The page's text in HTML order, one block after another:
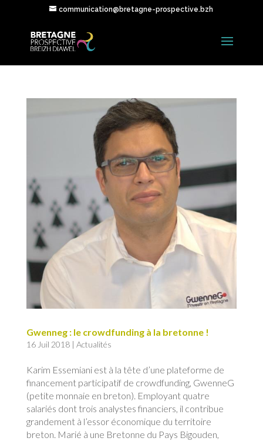
communication@bretagne-prospective.bzh
Gwenneg : le crowdfunding à la bretonne !
16 Juil 2018| Actualités
Karim Essemiani est à la tête d’une plateforme de
financement participatif de crowdfunding, GwenneG
(petite monnaie en breton). Employant quatre
salariés dont trois analystes financiers, il contribue
grandement à l’essor économique du territoire
breton. Marié à une Bretonne du Pays Bigouden,